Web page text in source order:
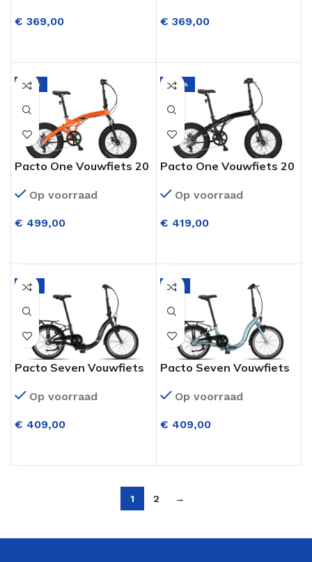
€ 369,00 € 369,00
-14%
Pacto One Vouwfiets 20
M.disc Orange
Op voorraad
€ 499,00
-28%
Pacto One Vouwfiets 20
M.disc Zwart
Op voorraad
€ 419,00
-9%
Pacto Seven Vouwfiets
Mat Zwart
Op voorraad
€ 409,00
-9%
Pacto Seven Vouwfiets
Patrol Blue
Op voorraad
€ 409,00
1 2 →